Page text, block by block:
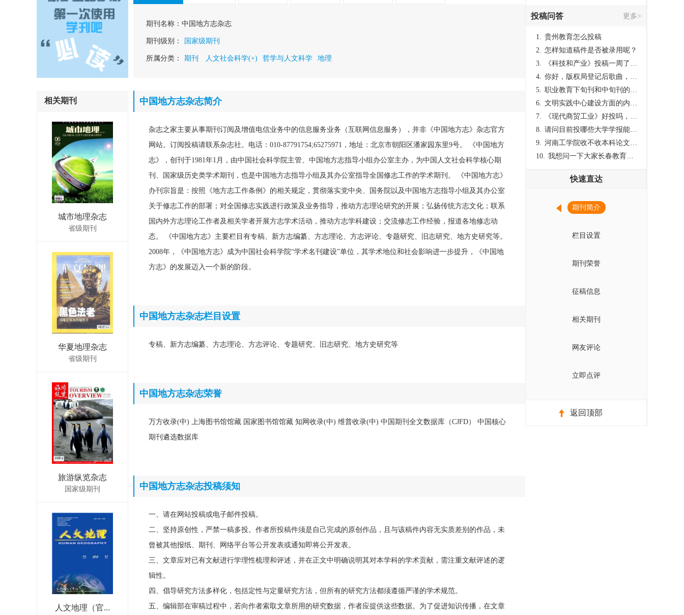
相关期刊
城市地理杂志
省级期刊
华夏地理杂志
省级期刊
旅游纵览杂志
国家级期刊
人文地理（官...
期刊名称： 中国地方志杂志
期刊级别： 国家级期刊
所属分类： 期刊 人文社会科学(+) 哲学与人文科学 地理
中国地方志杂志简介
杂志之家主要从事期刊订阅及增值电信业务中的信息服务业务（互联网信息服务），并非《中国地方志》杂志官方
网站。订阅投稿请联系杂志社。电话：010-87791754;65275971，地址：北京市朝阳区潘家园东里9号。 《中国地方
志》，创刊于1981年1月，由中国社会科学院主管、中国地方志指导小组办公室主办，为中国人文社会科学核心期
刊、国家级历史类学术期刊，也是中国地方志指导小组及其办公室指导全国修志工作的学术期刊。 《中国地方志》
办刊宗旨是：按照《地方志工作条例》的相关规定，贯彻落实党中央、国务院以及中国地方志指导小组及其办公室
关于修志工作的部署；对全国修志实践进行政策及业务指导，推动方志理论研究的开展；弘扬传统方志文化；联系
国内外方志理论工作者及相关学者开展方志学术活动，推动方志学科建设；交流修志工作经验，报道各地修志动
态。 《中国地方志》主要栏目有专稿、新方志编纂、方志理论、方志评论、专题研究、旧志研究、地方史研究等。
2008年，《中国地方志》成为中国社会科学院“学术名刊建设”单位，其学术地位和社会影响进一步提升，《中国地
方志》的发展迈入一个新的阶段。
中国地方志杂志栏目设置
专稿、新方志编纂、方志理论、方志评论、专题研究、旧志研究、地方史研究等
中国地方志杂志荣誉
万方收录(中) 上海图书馆馆藏 国家图书馆馆藏 知网收录(中) 维普收录(中) 中国期刊全文数据库（CJFD） 中国核心
期刊遴选数据库
中国地方志杂志投稿须知
一、请在网站投稿或电子邮件投稿。
二、坚持原创性，严禁一稿多投。作者所投稿件须是自己完成的原创作品，且与该稿件内容无实质差别的作品，未
曾被其他报纸、期刊、网络平台等公开发表或通知即将公开发表。
三、文章应对已有文献进行学理性梳理和评述，并在正文中明确说明其对本学科的学术贡献，需注重文献评述的逻
辑性。
四、倡导研究方法多样化，包括定性与定量研究方法，但所有的研究方法都须遵循严谨的学术规范。
五、编辑部在审稿过程中，若向作者索取文章所用的研究数据，作者应提供这些数据。为了促进知识传播，在文章
投稿问答 更多>
1. 贵州教育怎么投稿
2. 怎样知道稿件是否被录用呢？
3.
《科技和产业》投稿一周了仍是“已发回执”状态，这是什么意思？什么时候外审？
4. 你好，版权局登记后歌曲，这里能否发表
5. 职业教育下旬刊和中旬刊的国内刊号一样，他们有什么区别，两本刊物都是真的吗？
6. 文明实践中心建设方面的内容适合那种期刊
7.
《现代商贸工业》好投吗，版面费多少？
8. 请问目前投哪些大学学报能较快出刊啊
9. 河南工学院收不收本科论文呀？
10. 我想问一下大家长春教育学院学报是本科学报吗？
快速直达
期刊简介
栏目设置
期刊荣誉
征稿信息
相关期刊
网友评论
立即点评
返回顶部